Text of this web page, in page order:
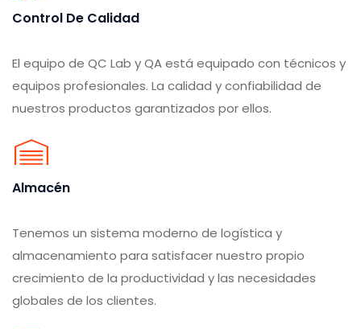
Control De Calidad
El equipo de QC Lab y QA está equipado con técnicos y
equipos profesionales. La calidad y confiabilidad de
nuestros productos garantizados por ellos.
Almacén
Tenemos un sistema moderno de logística y
almacenamiento para satisfacer nuestro propio
crecimiento de la productividad y las necesidades
globales de los clientes.